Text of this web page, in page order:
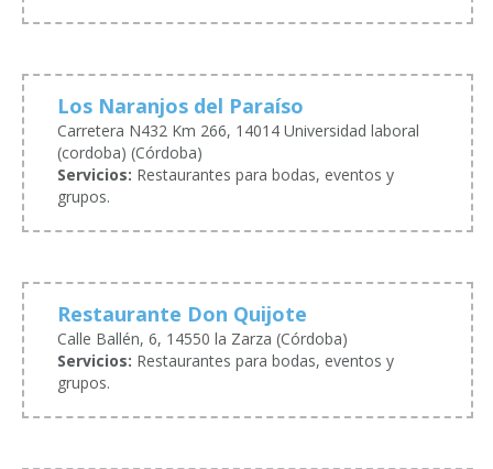
Los Naranjos del Paraíso
Carretera N432 Km 266, 14014 Universidad laboral
(cordoba) (Córdoba)
Servicios: Restaurantes para bodas, eventos y
grupos.
Restaurante Don Quijote
Calle Ballén, 6, 14550 la Zarza (Córdoba)
Servicios: Restaurantes para bodas, eventos y
grupos.